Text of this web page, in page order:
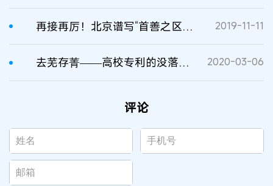
再接再厉！北京谱写“首善之区”知识产权建设新篇章 2019-11-11
去芜存菁——高校专利的没落与复活 2020-03-06
评论